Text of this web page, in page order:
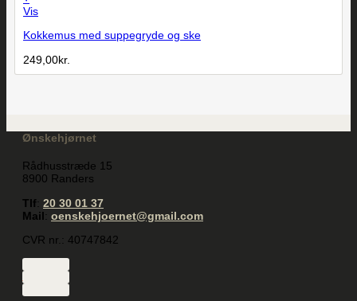
Vis
Kokkemus med suppegryde og ske
249,00kr.
Ønskehjørnet
Rådhusstræde 15
8900 Randers
Tlf: 20 30 01 37
Mail: oenskehjoernet@gmail.com
CVR nr.: 40747842